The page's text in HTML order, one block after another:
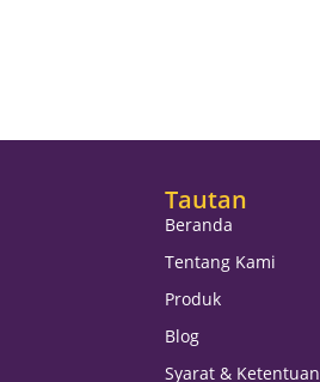
Tautan
Beranda
Tentang Kami
Produk
Blog
Syarat & Ketentuan